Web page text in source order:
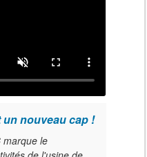
un nouveau cap !
marque le